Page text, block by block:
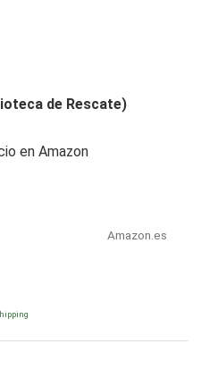
de Rescate)
en Amazon
Amazon.es